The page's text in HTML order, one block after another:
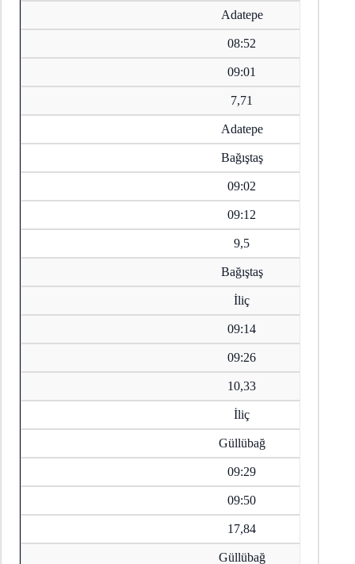
Adatepe
08:52
09:01
7,71
Adatepe
Bağıştaş
09:02
09:12
9,5
Bağıştaş
İliç
09:14
09:26
10,33
İliç
Güllübağ
09:29
09:50
17,84
Güllübağ